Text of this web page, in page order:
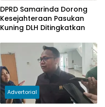
DPRD Samarinda Dorong
Kesejahteraan Pasukan
Kuning DLH Ditingkatkan
Advertorial